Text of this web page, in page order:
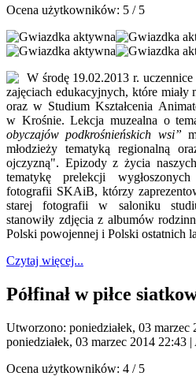
Ocena użytkowników: 5 / 5
W środę 19.02.2013 r. uczennice
zajęciach edukacyjnych, które miały
oraz w Studium Kształcenia
w Krośnie. Lekcja muzealna o
obyczajów podkrośnieńskich wsi”
młodzieży tematyką regionalną
ojczyzną". Epizody z życia
tematykę prelekcji
fotografii SKAiB, którzy
starej fotografii w saloniku
stanowiły zdjęcia z albumów
Polski powojennej i Polski ostatnich
Czytaj więcej...
Półfinał w piłce
Utworzono: poniedziałek, 03 marzec
poniedziałek, 03 marzec 2014 22:43 |
Ocena użytkowników: 4 / 5